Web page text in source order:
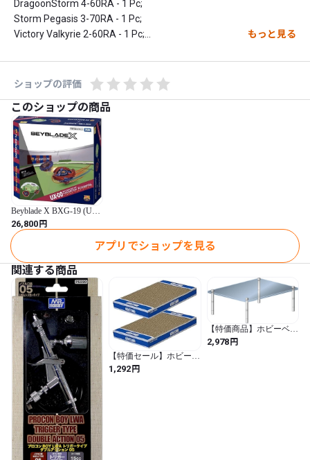
DragoonStorm 4-60RA - 1 Pc;
Storm Pegasis 3-70RA - 1 Pc;
Victory Valkyrie 2-60RA - 1 Pc;
Winder Launcher - 1 Pc
String Launcher - 2 Pcs
もっと見る
ショップの評価
このショップの商品
Beyblade X BXG-19 (UX-
00) FC Barcelona DX
Stadium Set
26,800円
アプリでショップを見る
関連する商品
【特価セール】ホビーベ
ース プレミアムパーツ
コレクション 大きな塗
1,292円
【特価商品】ホビーベー
ス プレミアムパーツコ
レクション モデルベー
2,978円